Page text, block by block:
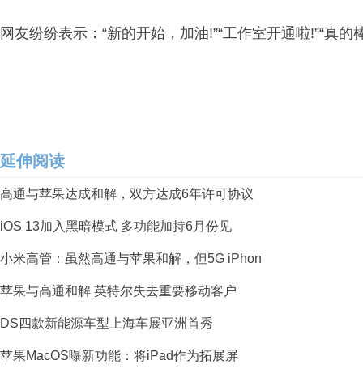
网友纷纷表示：“新的开始，加油!”“工作室开通啦!”“真的
延伸阅读
高通与苹果达成和解，双方达成6年许可协议
iOS 13加入黑暗模式 多功能加持6月份见
小米高管：虽然高通与苹果和解，但5G iPhon
苹果与高通和解 英特尔失去重要移动客户
DS四款新能源车型上海车展亚洲首秀
苹果MacOS曝新功能：将iPad作为拓展屏